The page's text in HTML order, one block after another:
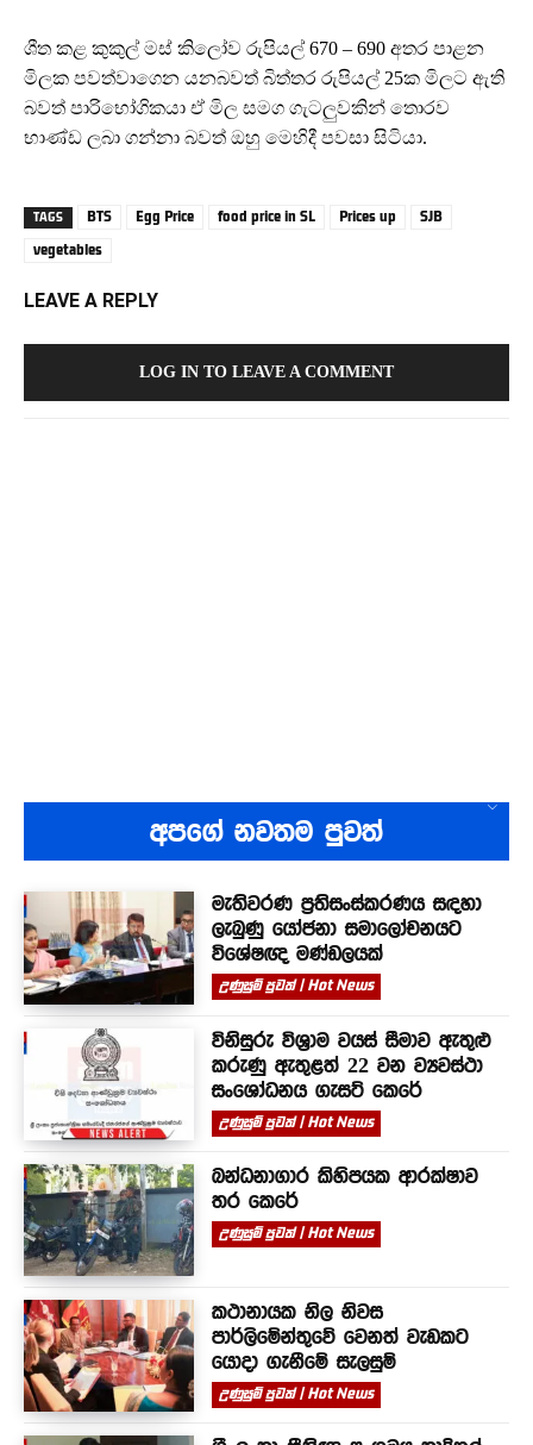
ශීත කළ කුකුල් මස් කිලෝව රුපියල් 670 – 690 අතර පාළන
මිලක පවත්වාගෙන යනබවත් බිත්තර රුපියල් 25ක මිලට ඇති
බවත් පාරිභෝගිකයා ඒ මිල සමග ගැටලුවකින් තොරව
භාණ්ඩ ලබා ගන්නා බවත් ඔහු මෙහිදී පවසා සිටියා.
TAGS BTS Egg Price food price in SL Prices up
SJB
vegetables
LEAVE A REPLY
LOG IN TO LEAVE A COMMENT
අපගේ නවතම පුවත්
මැතිවරණ ප්‍රතිසංස්කරණය සඳහා
ලැබුණු යෝජනා සමාලෝචනයට
විශේෂඥ මණ්ඩලයක්
උණුසුම් පුවත් | Hot News
විනිසුරු විශ්‍රාම වයස් සීමාව ඇතුළු
කරුණු ඇතුළත් 22 වන ව්‍යවස්ථා
සංශෝධනය ගැසට් කෙරේ
උණුසුම් පුවත් | Hot News
බන්ධනාගාර කිහිපයක ආරක්ෂාව
තර කෙරේ
උණුසුම් පුවත් | Hot News
කථානායක නිල නිවස
පාර්ලිමේන්තුවේ වෙනත් වැඩකට
යොදා ගැනීමේ සැලසුම්
උණුසුම් පුවත් | Hot News